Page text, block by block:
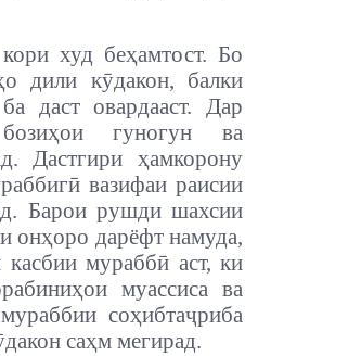
худ беҳамтост. Бо
дили кӯдакон, балки
даст овардааст. Дар
гуногун ва
Дастгири ҳамкорону
вазифаи раисии
Барои рушди шахсии
онҳоро дарёфт намуда,
мураббӣ аст, ки
муассиса ва
соҳибтаҷриба
саҳм мегирад.